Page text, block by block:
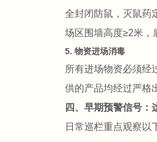
全封闭防鼠，灭鼠药
场区围墙高度≥2米，
5. 物资进场消毒
所有进场物资必须经
供的产品均经过严格
四、早期预警信号：
日常巡栏重点观察以